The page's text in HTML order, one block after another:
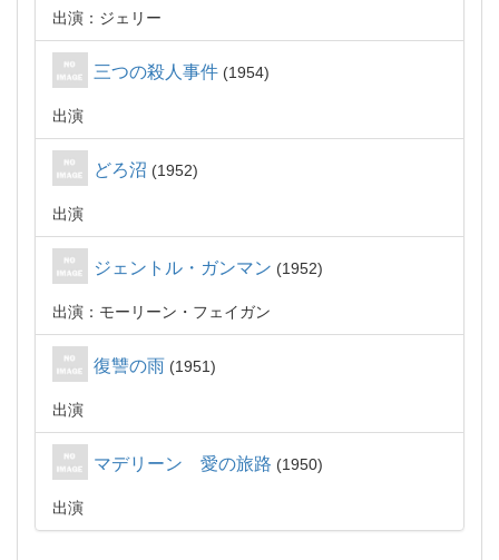
出演：ジェリー
三つの殺人事件 1954
出演
どろ沼 1952
出演
ジェントル・ガンマン 1952
出演：モーリーン・フェイガン
復讐の雨 1951
出演
マデリーン 愛の旅路 1950
出演